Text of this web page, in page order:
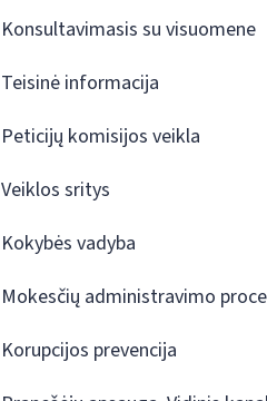
Konsultavimasis su visuomene
Teisinė informacija
Peticijų komisijos veikla
Veiklos sritys
Kokybės vadyba
Mokesčių administravimo
Korupcijos prevencija